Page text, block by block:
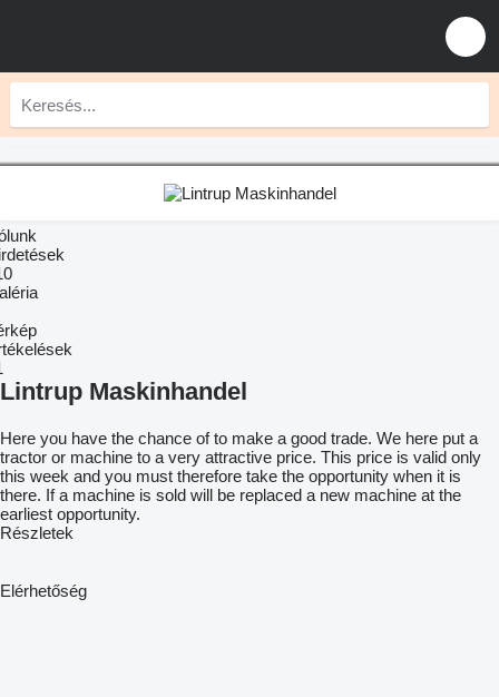
Lintrup Maskinhandel
Here you have the chance of to make a good trade. We here put a
tractor or machine to a very attractive price. This price is valid only
this week and you must therefore take the opportunity when it is
there. If a machine is sold will be replaced a new machine at the
earliest opportunity.
Részletek
Elérhetőség